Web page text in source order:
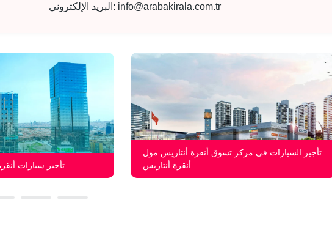
البريد الإلكتروني: info@arabakirala.com.tr
تأجير سيارات أنقرة 1071 بلازا 1071
تأجير السيارات في مركز تسوق أنقرة أنتاريس مول
أنقرة أنتاريس